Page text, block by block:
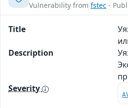
Vulnerability from fstec -
Title
Description
Severity